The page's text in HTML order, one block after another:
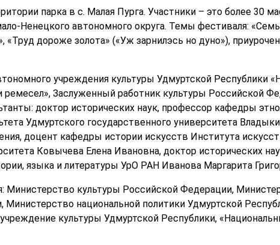
парка в с. Малая Пурга. Участники – это более 30
Ненецкого автономного округа. Темы фестиваля:
дороже золота» («Уж зарнилэсь но дуно»),
учреждения культуры Удмуртской Республики
ремесел», Заслуженный работник культуры Российской
доктор исторических наук, профессор кафедры
Удмуртского государственного университета
доцент кафедры истории искусств Института
Ковычева Елена Ивановна, доктор исторических
языка и литературы УрО РАН Иванова Маргарита
Министерство культуры Российской Федерации,
национальной политики Удмуртской
культуры Удмуртской Республики,